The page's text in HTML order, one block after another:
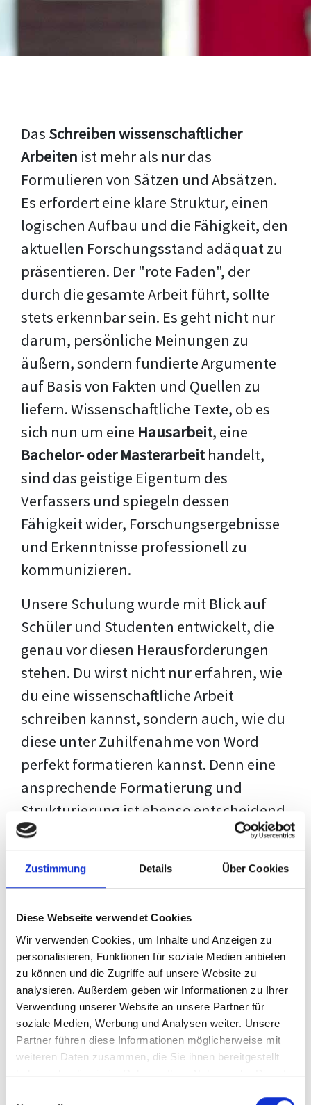
Zustimmung Details Über Cookies
Diese Webseite verwendet Cookies
Wir verwenden Cookies, um Inhalte und Anzeigen zu
personalisieren, Funktionen für soziale Medien anbieten
zu können und die Zugriffe auf unsere Website zu
analysieren. Außerdem geben wir Informationen zu Ihrer
Verwendung unserer Website an unsere Partner für
soziale Medien, Werbung und Analysen weiter. Unsere
Partner führen diese Informationen möglicherweise mit
weiteren Daten zusammen, die Sie ihnen bereitgestellt
haben oder die sie im Rahmen Ihrer Nutzung der Dienste
Das Schreiben wissenschaftlicher
Arbeiten ist mehr als nur das
Formulieren von Sätzen und Absätzen.
Es erfordert eine klare Struktur, einen
logischen Aufbau und die Fähigkeit, den
aktuellen Forschungsstand adäquat zu
präsentieren. Der "rote Faden", der
durch die gesamte Arbeit führt, sollte
stets erkennbar sein. Es geht nicht nur
darum, persönliche Meinungen zu
äußern, sondern fundierte Argumente
auf Basis von Fakten und Quellen zu
liefern. Wissenschaftliche Texte, ob es
sich nun um eine Hausarbeit, eine
Bachelor- oder Masterarbeithandelt,
sind das geistige Eigentum des
Verfassers und spiegeln dessen
Fähigkeit wider, Forschungsergebnisse
und Erkenntnisse professionell zu
kommunizieren.
Unsere Schulung wurde mit Blick auf
Schüler und Studenten entwickelt, die
genau vor diesen Herausforderungen
stehen. Du wirst nicht nur erfahren, wie
du eine wissenschaftliche Arbeit
schreiben kannst, sondern auch, wie du
diese unter Zuhilfenahme von Word
perfekt formatieren kannst. Denn eine
ansprechende Formatierung und
Strukturierung ist ebenso entscheidend
wie der Inhalt selbst. Jeder Prüfer hat
eigene Erwartungen, und unsere
Schulung ist so konzipiert, dass sie dir
deiner individuellen Vorlage zeigt,
anstatt eine Einheitslösung zu bieten.
Der Prozess des wissenschaftlichen
Schreibens kann ohne das richtige
Wissen eine große Herausforderung
darstellen. Jedoch, ausgestattet mit
denTechniken und Strategiendieses
Kurses, wird die Formatierung deiner